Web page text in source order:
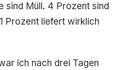
sind Müll. 4 Prozent sind
Prozent liefert wirklich
ich nach drei Tagen